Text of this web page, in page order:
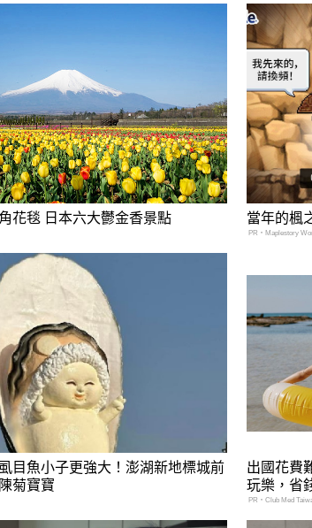
花毯 日本六大鬱金香景點 當年的楓
PR・Maplestory
目魚小子更強大！澎湖新地標城前
菊寶寶
出國花費
玩樂，省
PR・Club Med